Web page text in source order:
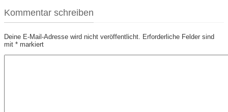
Kommentar schreiben
Deine E-Mail-Adresse wird nicht veröffentlicht. Erforderliche Felder sind
mit * markiert